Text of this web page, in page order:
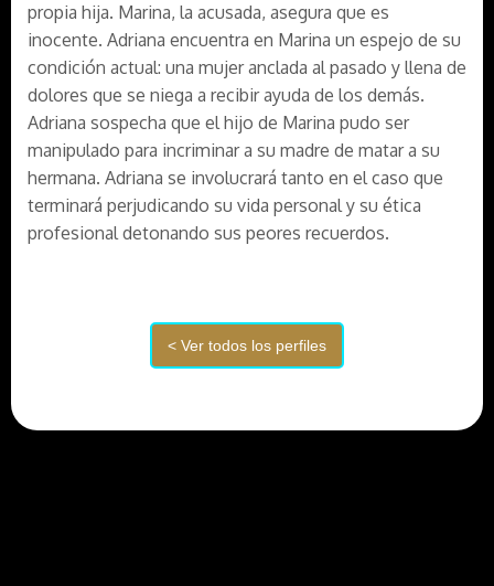
propia hija. Marina, la acusada, asegura que es
inocente. Adriana encuentra en Marina un espejo de su
condición actual: una mujer anclada al pasado y llena de
dolores que se niega a recibir ayuda de los demás.
Adriana sospecha que el hijo de Marina pudo ser
manipulado para incriminar a su madre de matar a su
hermana. Adriana se involucrará tanto en el caso que
terminará perjudicando su vida personal y su ética
profesional detonando sus peores recuerdos.